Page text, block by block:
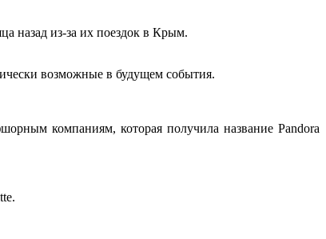
назад из-за их поездок в Крым.
возможные в будущем события.
компаниям, которая получила название Pandora